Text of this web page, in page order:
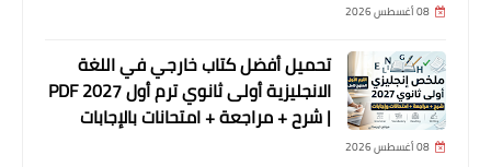
08 أغسطس 2026
تحميل أفضل كتاب خارجي في اللغة
الانجليزية أولى ثانوي ترم أول 2027 PDF
| شرح + مراجعة + امتحانات بالإجابات
08 أغسطس 2026